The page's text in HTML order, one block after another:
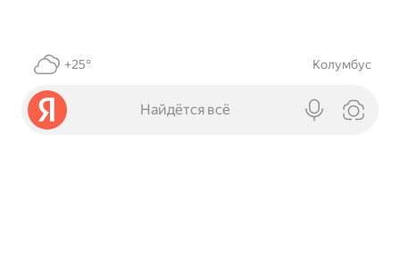
+25° Колумбус
Найдётся всё